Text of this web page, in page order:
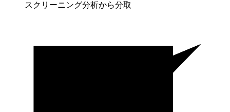
スクリーニング分析から分取